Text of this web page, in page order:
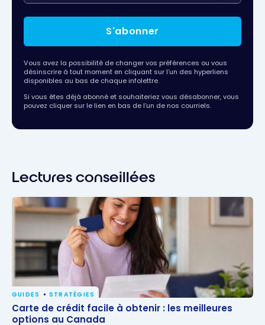
S'abonner
Vous avez la possibilité de changer vos préférences ou vous
désinscrire à tout moment en cliquant sur l’un des hyperliens
disponibles au bas de chaque infolettre.
Si vous êtes déjà abonné et souhaiteriez vous désabonner, vous
pouvez cliquer sur le lien en bas de l’un de nos courriels.
Lectures conseillées
Carte de crédit facile à obtenir : les meilleures
options au Canada
GUIDES STRATÉGIES
Carte de crédit facile à obtenir : les meilleures
options au Canada